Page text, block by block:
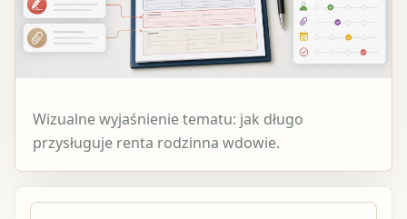
Wizualne wyjaśnienie tematu: jak długo
przysługuje renta rodzinna wdowie.